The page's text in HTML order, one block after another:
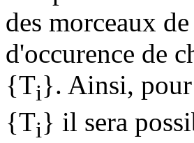
des morceaux
d'occurence de
{Ti}. Ainsi,
{Ti} il sera